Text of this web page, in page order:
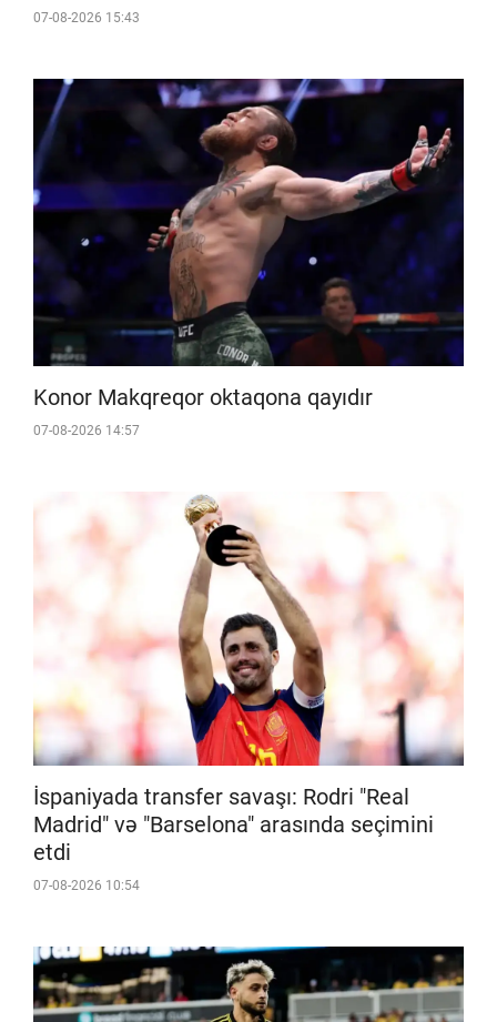
07-08-2026 15:43
Konor Makqreqor oktaqona qayıdır
07-08-2026 14:57
İspaniyada transfer savaşı: Rodri "Real
Madrid" və "Barselona" arasında seçimini
etdi
07-08-2026 10:54